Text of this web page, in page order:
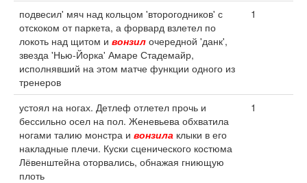
подвесил' мяч над кольцом 'второгодников' с
отскоком от паркета, а форвард взлетел по
локоть над щитом и вонзил очередной 'данк',
звезда 'Нью-Йорка' Амаре Стадемайр,
исполнявший на этом матче функции одного из
тренеров
1
устоял на ногах. Детлеф отлетел прочь и
бессильно осел на пол. Женевьева обхватила
ногами талию монстра и вонзила клыки в его
накладные плечи. Куски сценического костюма
Лёвенштейна оторвались, обнажая гниющую
плоть
1